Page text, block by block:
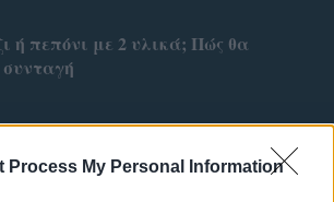
Process My Personal Information
ή πεπόνι με 2 υλικά; Πώς θα
συνταγή
το πρώτο πράγμα που κάνει
δίαιτα